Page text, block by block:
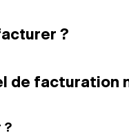
?
de facturation
?